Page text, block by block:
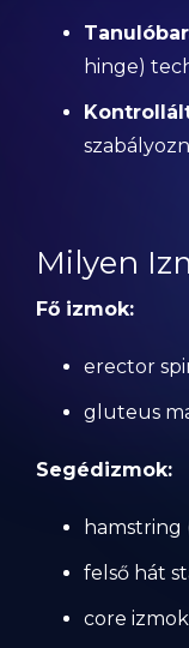
hinge)
Milyen
Fő izmok:
erector
gluteus
Segédizmok:
hamstring
felső hát
core izmok